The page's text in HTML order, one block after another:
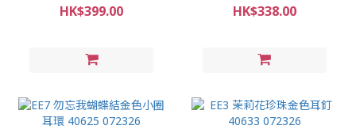
HK$399.00 HK$338.00